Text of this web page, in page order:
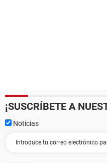
¡SUSCRÍBETE A
Noticias